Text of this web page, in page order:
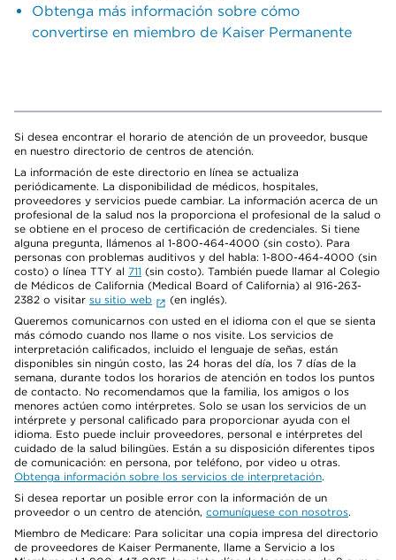
Obtenga más información sobre cómo
convertirse en miembro de Kaiser Permanente
Si desea encontrar el horario de atención de un proveedor, busque
en nuestro directorio de centros de atención.
La información de este directorio en línea se actualiza
periódicamente. La disponibilidad de médicos, hospitales,
proveedores y servicios puede cambiar. La información acerca de un
profesional de la salud nos la proporciona el profesional de la salud o
se obtiene en el proceso de certificación de credenciales. Si tiene
alguna pregunta, llámenos al 1-800-464-4000 (sin costo). Para
personas con problemas auditivos y del habla: 1-800-464-4000 (sin
costo) o línea TTY al 711 (sin costo). También puede llamar al Colegio
de Médicos de California (Medical Board of California) al 916-263-
2382 o visitar su sitio web
(en inglés).
Queremos comunicarnos con usted en el idioma con el que se sienta
más cómodo cuando nos llame o nos visite. Los servicios de
interpretación calificados, incluido el lenguaje de señas, están
disponibles sin ningún costo, las 24 horas del día, los 7 días de la
semana, durante todos los horarios de atención en todos los puntos
de contacto. No recomendamos que la familia, los amigos o los
menores actúen como intérpretes. Solo se usan los servicios de un
intérprete y personal calificado para proporcionar ayuda con el
idioma. Esto puede incluir proveedores, personal e intérpretes del
cuidado de la salud bilingües. Están a su disposición diferentes tipos
de comunicación: en persona, por teléfono, por video u otras.
Obtenga información sobre los servicios de interpretación.
Si desea reportar un posible error con la información de un
proveedor o un centro de atención, comuníquese con nosotros.
Miembro de Medicare: Para solicitar una copia impresa del directorio
de proveedores de Kaiser Permanente, llame a Servicio a los